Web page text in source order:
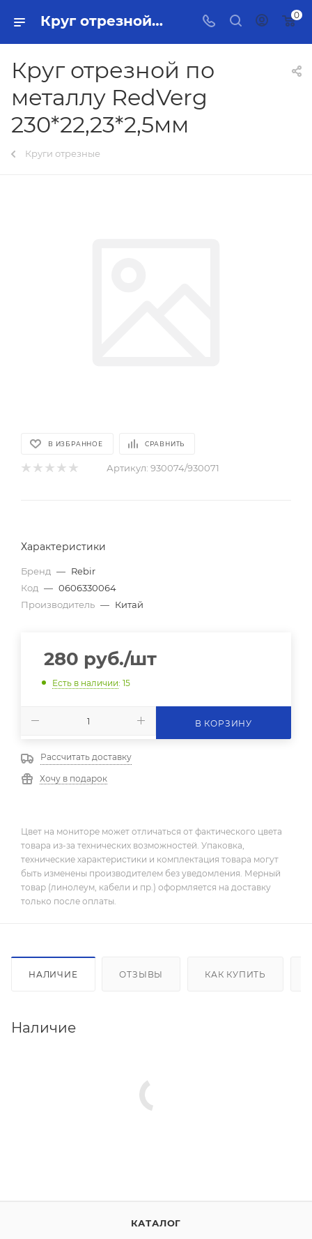
Круг отрезной по металлу RedVerg 230*22,23*2,5мм Тольятти - купить в интернет-магазине, каталог с ценами и характеристиками 0
Круг отрезной по
металлу RedVerg
230*22,23*2,5мм
Круги отрезные
В ИЗБРАННОЕ СРАВНИТЬ
Артикул: 930074/930071
Характеристики
Бренд — Rebir
Код — 0606330064
Производитель — Китай
280 руб./шт
Есть в наличии: 15
В КОРЗИНУ
Рассчитать доставку
Хочу в подарок
Цвет на мониторе может отличаться от фактического цвета
товара из-за технических возможностей. Упаковка,
технические характеристики и комплектация товара могут
быть изменены производителем без уведомления. Мерный
товар (линолеум, кабели и пр.) оформляется на доставку
только после оплаты.
НАЛИЧИЕ ОТЗЫВЫ КАК КУПИТЬ
Наличие
КАТАЛОГ